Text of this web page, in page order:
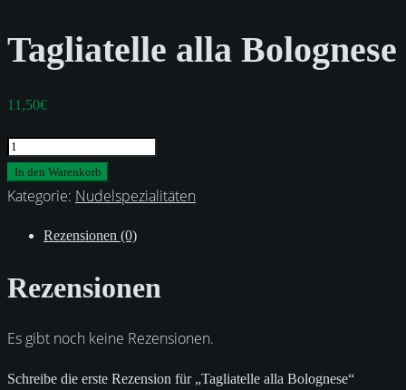
Tagliatelle alla Bolognese
11,50€
Tagliatelle
alla
Bolognese
In den Warenkorb
Kategorie: Nudelspezialitäten
Rezensionen (0)
Rezensionen
Es gibt noch keine Rezensionen.
Schreibe die erste Rezension für „Tagliatelle alla Bolognese“